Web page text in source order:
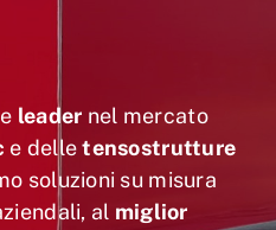
leader nel mercato
e delletensostrutture
soluzioni su misura
al miglior